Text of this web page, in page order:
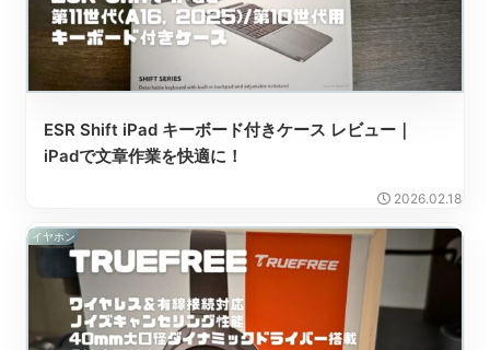
ESR Shift iPad キーボード付きケース レビュー｜
iPadで文章作業を快適に！
2026.02.18
イヤホン